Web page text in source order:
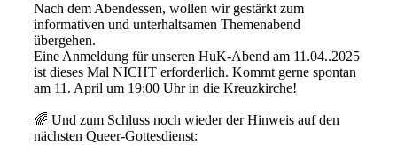
Nach dem Abendessen, wollen wir gestärkt zum
informativen und unterhaltsamen Themenabend
übergehen.
Eine Anmeldung für unseren HuK-Abend am 11.04..2025
ist dieses Mal NICHT erforderlich. Kommt gerne spontan
am 11. April um 19:00 Uhr in die Kreuzkirche!
🌈 Und zum Schluss noch wieder der Hinweis auf den
nächsten Queer-Gottesdienst: